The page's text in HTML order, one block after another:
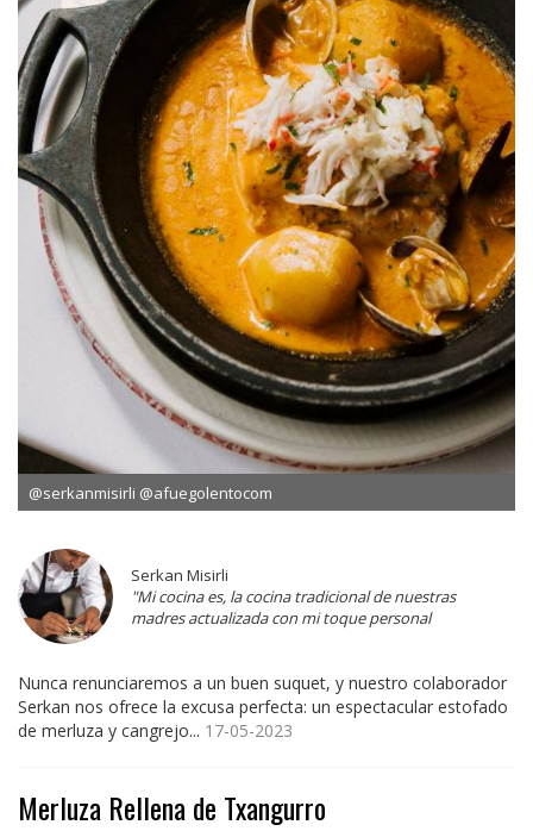
@serkanmisirli @afuegolentocom
Serkan Misirli
"Mi cocina es, la cocina tradicional de nuestras
madres actualizada con mi toque personal
Nunca renunciaremos a un buen suquet, y nuestro colaborador
Serkan nos ofrece la excusa perfecta: un espectacular estofado
de merluza y cangrejo... 17-05-2023
Merluza Rellena de Txangurro